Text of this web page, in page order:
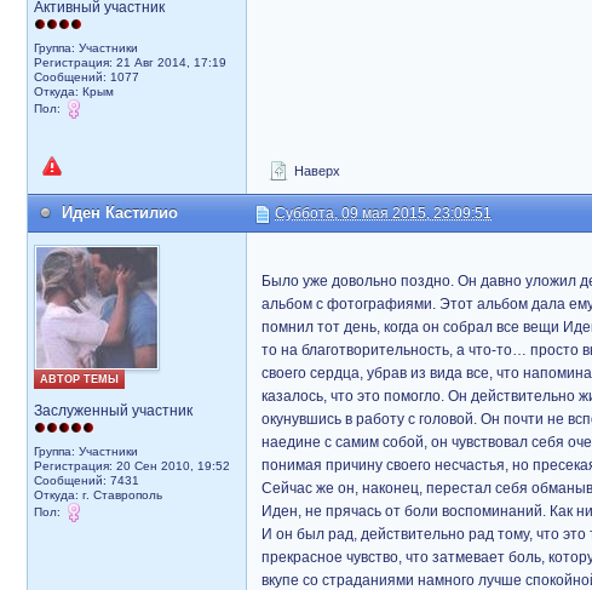
Активный участник
Группа: Участники
Регистрация: 21 Авг 2014, 17:19
Сообщений: 1077
Откуда: Крым
Пол:
Наверх
Иден Кастилио Суббота, 09 мая 2015, 23:09:51
АВТОР ТЕМЫ
Заслуженный участник
Группа: Участники
Регистрация: 20 Сен 2010, 19:52
Сообщений: 7431
Откуда: г. Ставрополь
Пол:
Было уже довольно поздно. Он давно уложил
альбом с фотографиями. Этот альбом дала
помнил тот день, когда он собрал все вещи
то на благотворительность, а что-то… просто
своего сердца, убрав из вида все, что
казалось, что это помогло. Он
окунувшись в работу с головой. Он почти не
наедине с самим собой, он чувствовал себя
понимая причину своего несчастья, но
Сейчас же он, наконец, перестал себя
Иден, не прячась от боли воспоминаний. Как
И он был рад, действительно рад тому, что
прекрасное чувство, что затмевает боль,
вкупе со страданиями намного лучше